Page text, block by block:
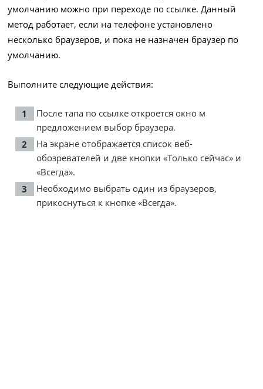
умолчанию можно при переходе по ссылке. Данный
метод работает, если на телефоне установлено
несколько браузеров, и пока не назначен браузер по
умолчанию.
Выполните следующие действия:
После тапа по ссылке откроется окно м
предложением выбор браузера.
На экране отображается список веб-
обозревателей и две кнопки «Только сейчас» и
«Всегда».
Необходимо выбрать один из браузеров,
прикоснуться к кнопке «Всегда».